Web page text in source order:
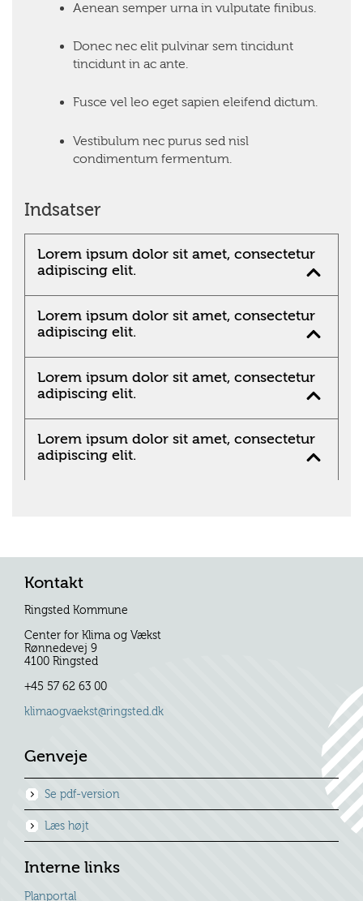
Aenean semper urna in vulputate finibus.
Donec nec elit pulvinar sem tincidunt
tincidunt in ac ante.
Fusce vel leo eget sapien eleifend dictum.
Vestibulum nec purus sed nisl
condimentum fermentum.
Indsatser
Lorem ipsum dolor sit amet, consectetur
adipiscing elit.
Lorem ipsum dolor sit amet, consectetur
adipiscing elit.
Lorem ipsum dolor sit amet, consectetur
adipiscing elit.
Lorem ipsum dolor sit amet, consectetur
adipiscing elit.
Kontakt
Ringsted Kommune
Center for Klima og Vækst
Rønnedevej 9
4100 Ringsted
+45 57 62 63 00
klimaogvaekst@ringsted.dk
Genveje
Se pdf-version
Læs højt
Interne links
Planportal